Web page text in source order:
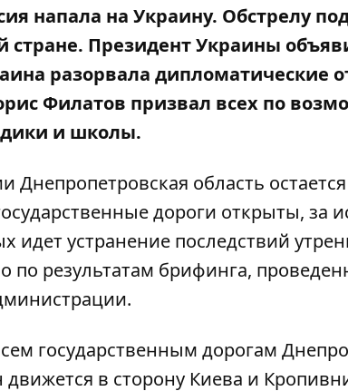
напала на Украину. Обстрелу
стране. Президент Украины
разорвала дипломатические
Филатов призвал всех по
и школы.
Днепропетровская область
дороги открыты, за
идет устранение последствий
по результатам брифинга,
государственным дорогам
в сторону Киева и